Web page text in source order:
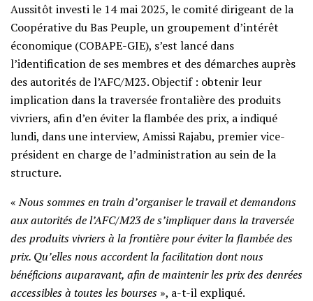
Aussitôt investi le 14 mai 2025, le comité dirigeant de la
Coopérative du Bas Peuple, un groupement d’intérêt
économique (COBAPE-GIE), s’est lancé dans
l’identification de ses membres et des démarches auprès
des autorités de l’AFC/M23. Objectif : obtenir leur
implication dans la traversée frontalière des produits
vivriers, afin d’en éviter la flambée des prix, a indiqué
lundi, dans une interview, Amissi Rajabu, premier vice-
président en charge de l’administration au sein de la
structure.
«Nous sommes en train d’organiser le travail et demandons
aux autorités de l’AFC/M23 de s’impliquer dans la traversée
des produits vivriers à la frontière pour éviter la flambée des
prix. Qu’elles nous accordent la facilitation dont nous
bénéficions auparavant, afin de maintenir les prix des denrées
accessibles à toutes les bourses », a-t-il expliqué.